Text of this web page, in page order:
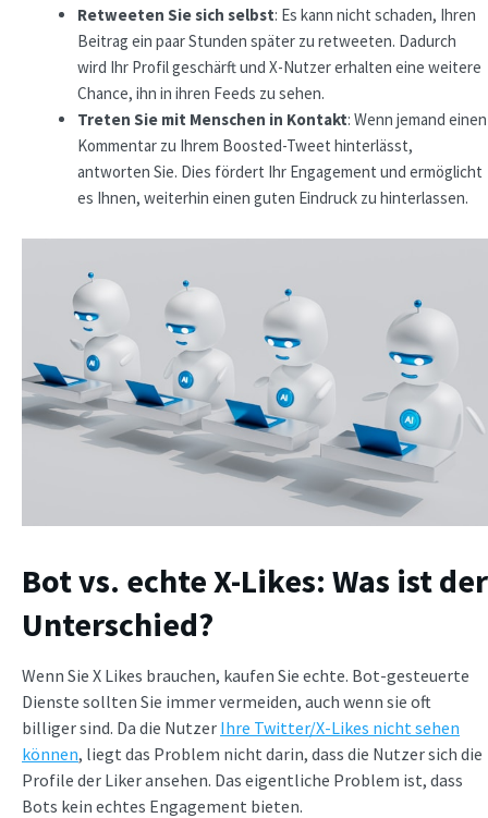
Retweeten Sie sich selbst: Es kann nicht schaden, Ihren
Beitrag ein paar Stunden später zu retweeten. Dadurch
wird Ihr Profil geschärft und X-Nutzer erhalten eine weitere
Chance, ihn in ihren Feeds zu sehen.
Treten Sie mit Menschen in Kontakt: Wenn jemand einen
Kommentar zu Ihrem Boosted-Tweet hinterlässt,
antworten Sie. Dies fördert Ihr Engagement und ermöglicht
es Ihnen, weiterhin einen guten Eindruck zu hinterlassen.
Bot vs. echte X-Likes: Was ist der
Unterschied?
Wenn Sie X Likes brauchen, kaufen Sie echte. Bot-gesteuerte
Dienste sollten Sie immer vermeiden, auch wenn sie oft
billiger sind. Da die Nutzer Ihre Twitter/X-Likes nicht sehen
können, liegt das Problem nicht darin, dass die Nutzer sich die
Profile der Liker ansehen. Das eigentliche Problem ist, dass
Bots kein echtes Engagement bieten.